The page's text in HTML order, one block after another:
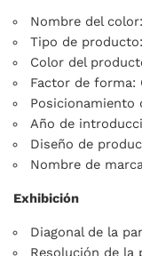
Nombre del
Tipo de
Color del
Factor de forma:
Posicionamiento
Año de
Diseño de
Nombre de
Exhibición
Diagonal de la
Resolución de la